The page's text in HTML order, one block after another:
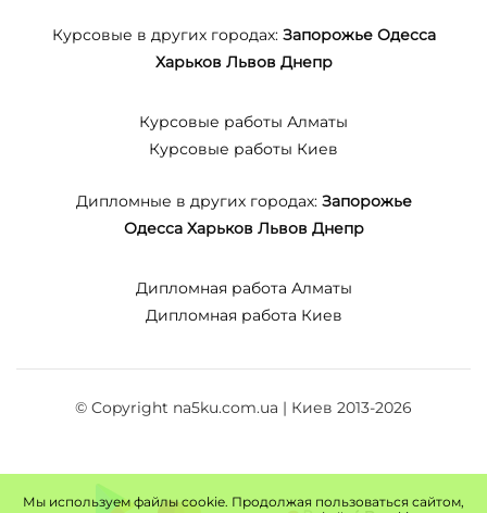
Курсовые в других городах: Запорожье Одесса
Харьков Львов Днепр
Курсовые работы Алматы
Курсовые работы Киев
Дипломные в других городах: Запорожье
Одесса Харьков Львов Днепр
Дипломная работа Алматы
Дипломная работа Киев
© Copyright na5ku.com.ua | Киев 2013-2026
Мы используем файлы cookie. Продолжая пользоваться сайтом,